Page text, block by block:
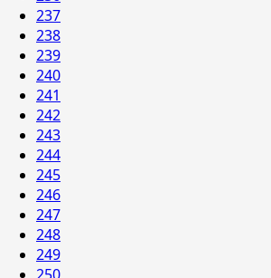
237
238
239
240
241
242
243
244
245
246
247
248
249